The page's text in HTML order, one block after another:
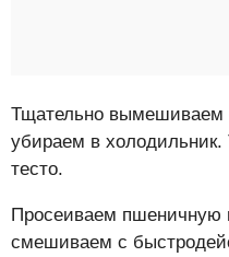
Тщательно вымешиваем
убираем в
тесто.
Просеиваем пшеничную
смешиваем с